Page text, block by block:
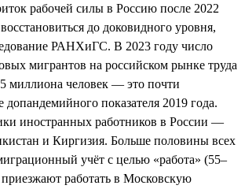
рабочей силы в Россию после 2022
до доковидного уровня,
РАНХиГС. В 2023 году число
мигрантов на российском рынке труда
миллиона человек — это почти
показателя 2019 года.
иностранных работников в России —
и Киргизия. Больше половины всех
учёт с целью «работа» (55–
работать в Московскую